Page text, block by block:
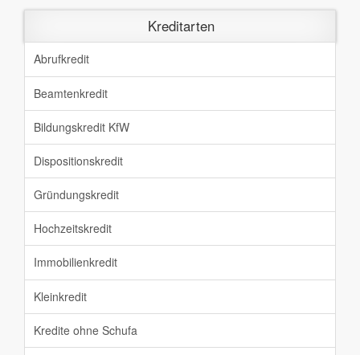
Kreditarten
Abrufkredit
Beamtenkredit
Bildungskredit KfW
Dispositionskredit
Gründungskredit
Hochzeitskredit
Immobilienkredit
Kleinkredit
Kredite ohne Schufa